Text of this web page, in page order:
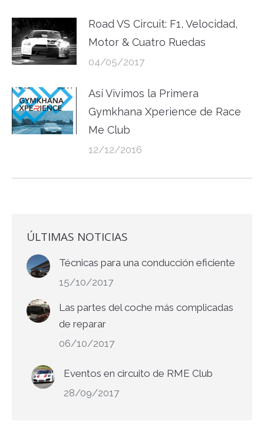
Road VS Circuit: F1, Velocidad,
Motor & Cuatro Ruedas
04/05/2017
Así Vivimos la Primera
Gymkhana Xperience de Race
Me Club
12/12/2016
ÚLTIMAS NOTICIAS
Técnicas para una conducción eficiente
15/10/2017
Las partes del coche más complicadas
de reparar
06/10/2017
Eventos en circuito de RME Club
28/09/2017